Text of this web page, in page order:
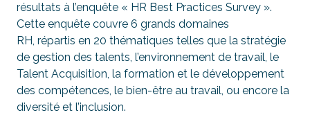
résultats à l’enquête « HR Best Practices Survey ».
Cette enquête couvre 6 grands domaines
RH, répartis en 20 thématiques telles que la stratégie
de gestion des talents, l’environnement de travail, le
Talent Acquisition, la formation et le développement
des compétences, le bien-être au travail, ou encore la
diversité et l’inclusion.